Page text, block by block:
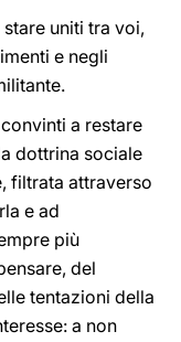
uniti tra voi,
e negli
a restare
dottrina sociale
filtrata attraverso
e ad
più
del
tentazioni della
a non